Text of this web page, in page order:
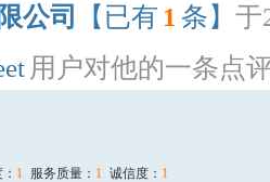
公司 【已有 1 条】 于
用户对他的一条点
1 服务质量： 1 诚信度： 1